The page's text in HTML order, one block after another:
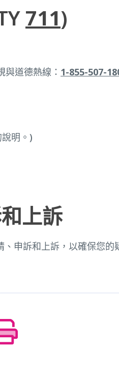
711)
道德熱線： 1-855-507-
明。)
上訴
申訴和上訴，以確保您的